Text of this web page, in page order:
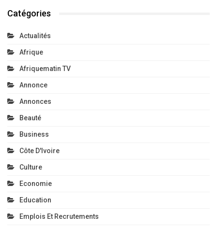
Catégories
Actualités
Afrique
Afriquematin TV
Annonce
Annonces
Beauté
Business
Côte D'Ivoire
Culture
Economie
Education
Emplois Et Recrutements